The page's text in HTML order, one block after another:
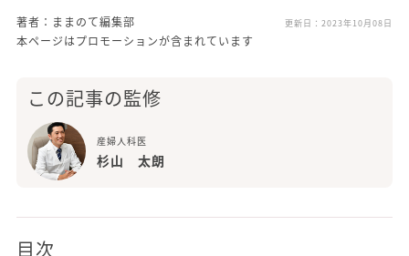
著者：ままのて編集部 更新日： 2023年10月08日
本ページはプロモーションが含まれています
この記事の監修
産婦人科医
杉山 太朗
目次